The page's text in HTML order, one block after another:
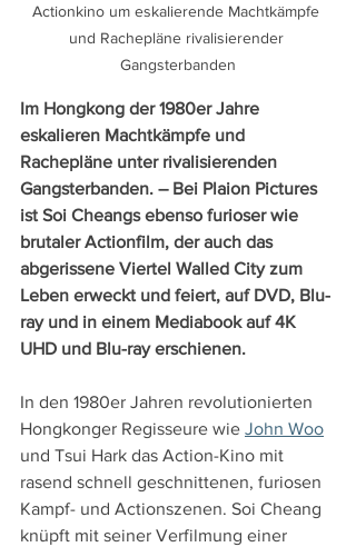
Actionkino um eskalierende Machtkämpfe
und Rachepläne rivalisierender
Gangsterbanden
Im Hongkong der 1980er Jahre
eskalieren Machtkämpfe und
Rachepläne unter rivalisierenden
Gangsterbanden. – Bei Plaion Pictures
ist Soi Cheangs ebenso furioser wie
brutaler Actionfilm, der auch das
abgerissene Viertel Walled City zum
Leben erweckt und feiert, auf DVD, Blu-
ray und in einem Mediabook auf 4K
UHD und Blu-ray erschienen.
In den 1980er Jahren revolutionierten
Hongkonger Regisseure wie John Woo
und Tsui Hark das Action-Kino mit
rasend schnell geschnittenen, furiosen
Kampf- und Actionszenen. Soi Cheang
knüpft mit seiner Verfilmung einer